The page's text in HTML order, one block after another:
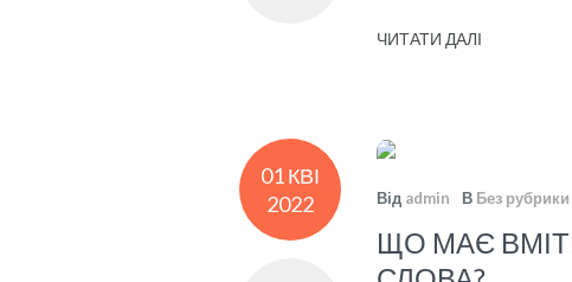
ЧИТАТИ ДАЛІ
01 КВІ
2022
Від admin В Без рубрики
ЩО МАЄ